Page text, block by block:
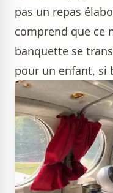
pas un repas
comprend que ce
banquette se
pour un enfant, si